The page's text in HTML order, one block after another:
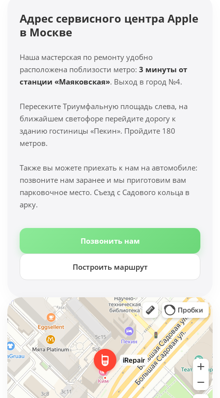
Адрес сервисного центра Apple
в Москве
Наша мастерская по ремонту удобно
расположена поблизости метро: 3 минуты от
станции «Маяковская». Выход в город №4.
Пересеките Триумфальную площадь слева, на
ближайшем светофоре перейдите дорогу к
зданию гостиницы «Пекин». Пройдите 180
метров.
Также вы можете приехать к нам на автомобиле:
позвоните нам заранее и мы приготовим вам
парковочное место. Съезд с Садового кольца в
арку.
Позвонить нам
Построить маршрут